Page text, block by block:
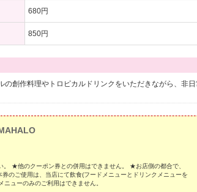
680円
850円
創作料理やトロピカルドリンクをいただきながら、非
★他のクーポン券との併用はできません。 ★お店側の都合で、
のご使用は、当店にて飲食(フードメニューとドリンクメニューを
ューのみのご利用はできません。